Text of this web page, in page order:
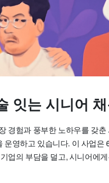
잇는 시니어
경험과 풍부한 노하우를 갖
운영하고 있습니다. 이 사업은
업의 부담을 덜고, 시니어에